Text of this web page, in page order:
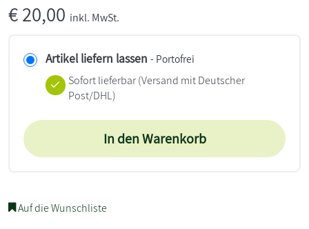
€20,00 inkl. MwSt.
Artikel liefern lassen - Portofrei
Sofort lieferbar(Versand mit Deutscher
Post/DHL)
In den Warenkorb
Auf die Wunschliste